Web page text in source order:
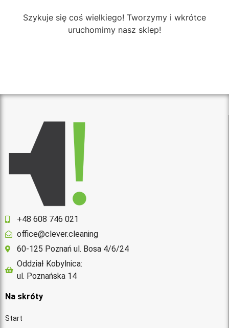
Szykuje się coś wielkiego! Tworzymy i wkrótce
uruchomimy nasz sklep!
+48 608 746 021
office@clever.cleaning
60-125 Poznań ul. Bosa 4/6/24
Oddział Kobylnica:
ul. Poznańska 14
Na skróty
Start